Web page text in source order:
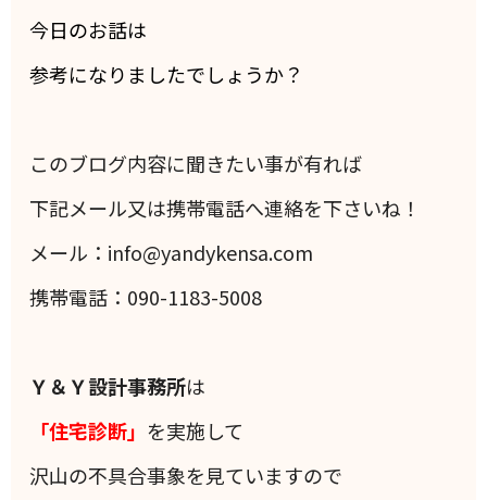
今日のお話は
参考になりましたでしょうか？
このブログ内容に聞きたい事が有れば
下記メール又は携帯電話へ連絡を下さいね！
メール：info@yandykensa.com
携帯電話：090-1183-5008
Ｙ＆Ｙ設計事務所は
「住宅診断」 を実施して
沢山の不具合事象を見ていますので